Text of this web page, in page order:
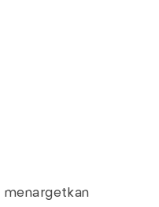
menargetkan